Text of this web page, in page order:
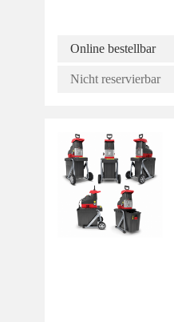
Online bestellbar
Nicht reservierbar